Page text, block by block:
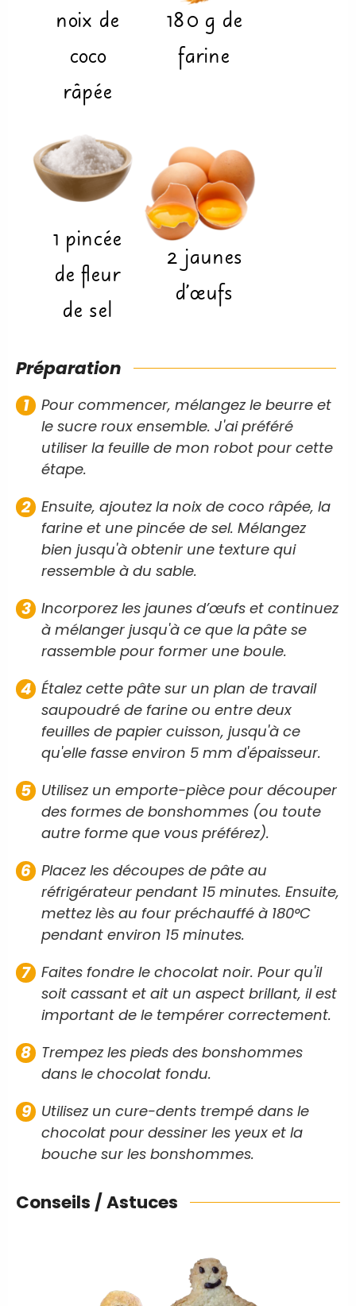
noix de
coco
râpée
180 g de
farine
1 pincée
de fleur
de sel
2 jaunes
d’œufs
Préparation
Pour commencer, mélangez le beurre et
le sucre roux ensemble. J'ai préféré
utiliser la feuille de mon robot pour cette
étape.
Ensuite, ajoutez la noix de coco râpée, la
farine et une pincée de sel. Mélangez
bien jusqu'à obtenir une texture qui
ressemble à du sable.
Incorporez les jaunes d’œufs et continuez
à mélanger jusqu'à ce que la pâte se
rassemble pour former une boule.
Étalez cette pâte sur un plan de travail
saupoudré de farine ou entre deux
feuilles de papier cuisson, jusqu'à ce
qu'elle fasse environ 5 mm d'épaisseur.
Utilisez un emporte-pièce pour découper
des formes de bonshommes (ou toute
autre forme que vous préférez).
Placez les découpes de pâte au
réfrigérateur pendant 15 minutes. Ensuite,
mettez lès au four préchauffé à 180°C
pendant environ 15 minutes.
Faites fondre le chocolat noir. Pour qu'il
soit cassant et ait un aspect brillant, il est
important de le tempérer correctement.
Trempez les pieds des bonshommes
dans le chocolat fondu.
Utilisez un cure-dents trempé dans le
chocolat pour dessiner les yeux et la
bouche sur les bonshommes.
Conseils / Astuces